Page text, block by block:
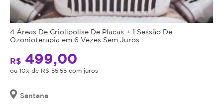
4 Áreas De Criolipolise De Placas + 1 Sessão De
Ozonioterapia em 6 Vezes Sem Juros
R$ 499,00
ou 10x de R$ 55,55 com juros
Santana